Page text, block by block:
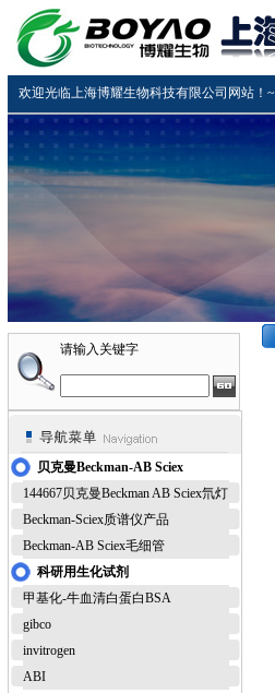
欢迎光临上海博耀生物科技有限公司网站！~
请输入关键字
贝克曼Beckman-AB Sciex
144667贝克曼Beckman AB Sciex氘灯
Beckman-Sciex质谱仪产品
Beckman-AB Sciex毛细管
科研用生化试剂
甲基化-牛血清白蛋白BSA
gibco
invitrogen
ABI